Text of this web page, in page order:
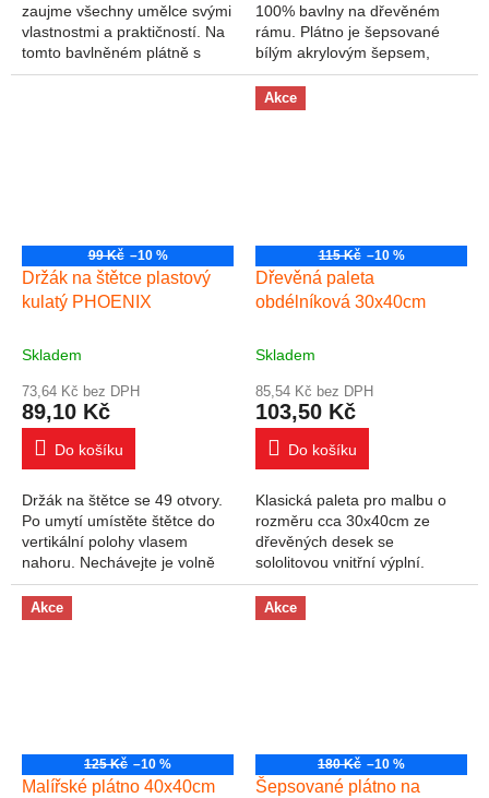
zaujme všechny umělce svými
vlastnostmi a praktičností. Na
tomto bavlněném plátně s
gramáží 280 g / m2 můžete
100% bavlny na dřevěném
rámu. Plátno je šepsované
bílým akrylovým šepsem,
připraveno pro okamžité
použití. Gramáž plátna je
380g/m2, jedná se tedy o...
99 Kč –10 %
Držák na štětce plastový
kulatý PHOENIX
Skladem
73,64 Kč bez DPH
89,10 Kč
Do košíku
Držák na štětce se 49 otvory.
Po umytí umístěte štětce do
vertikální polohy vlasem
nahoru. Nechávejte je volně
uschnout ve vzduchu.
Rozměry 210x190x25 mm
Akce
115 Kč –10 %
Dřevěná paleta
obdélníková 30x40cm
Skladem
85,54 Kč bez DPH
103,50 Kč
Do košíku
Klasická paleta pro malbu o
rozměru cca 30x40cm ze
dřevěných desek se
sololitovou vnitřní výplní.
Dospělému člověku padne
akorát do ruky, díky šíři 5mm
je také dost pevná i...
Akce
125 Kč –10 %
Malířské plátno 40x40cm
Akce
180 Kč –10 %
Šepsované plátno na